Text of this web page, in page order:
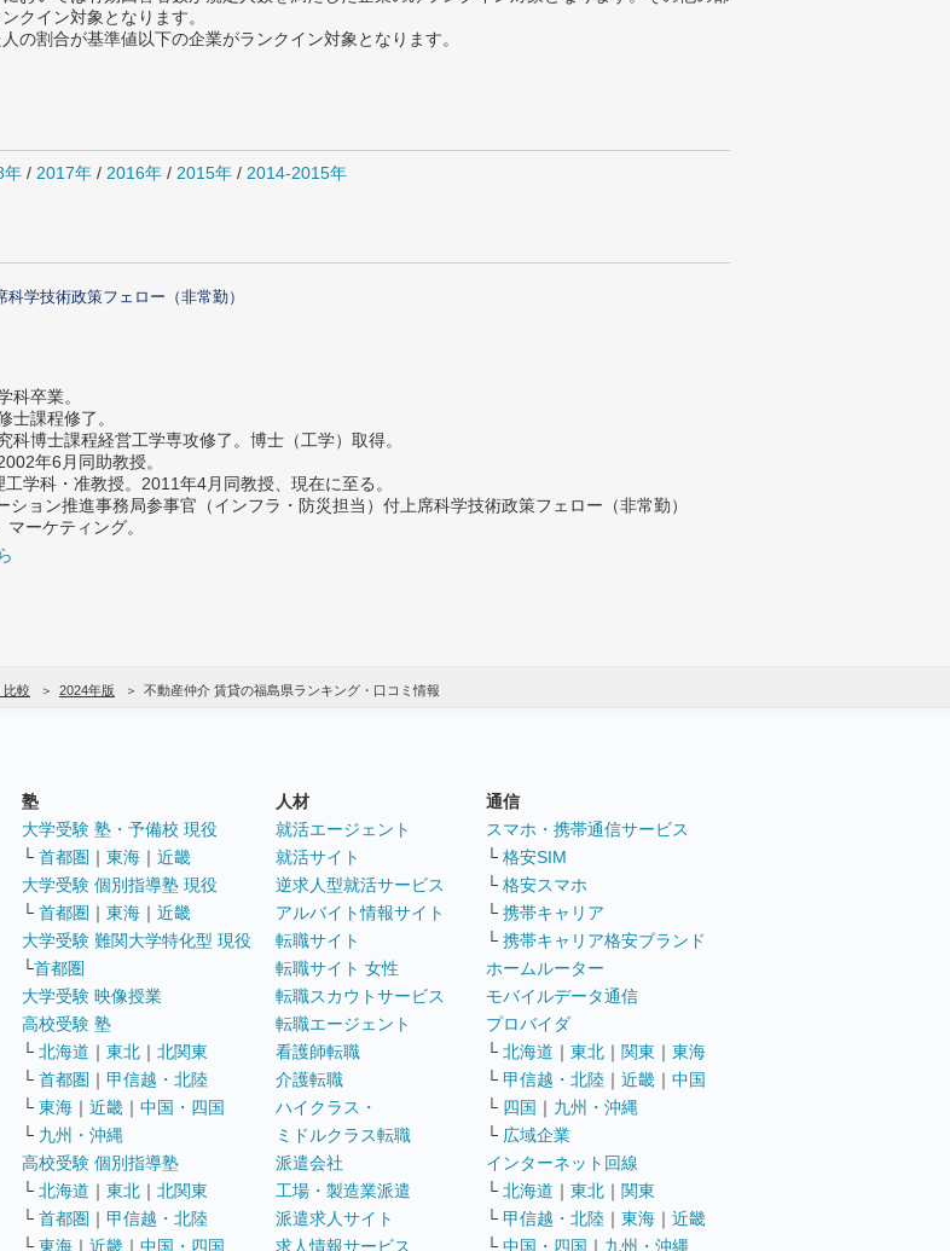
クイン対象となります。
割合が基準値以下の企業がランクイン対象となります。
年 / 2017年 / 2016年 / 2015年 / 2014-2015年
学技術政策フェロー（非常勤）
科卒業。
士課程修了。
博士課程経営工学専攻修了。博士（工学）取得。
年6月同助教授。
学科・准教授。2011年4月同教授、現在に至る。
ョン推進事務局参事官（インフラ・防災担当）付上席科学技術政策フェロー（非常勤）
ーケティング。
比較 2024年版 不動産仲介 賃貸の福島県ランキング・口コミ情報
塾
大学受験 塾・予備校 現役
└ 首都圏 ｜ 東海 ｜ 近畿
大学受験 個別指導塾 現役
└ 首都圏 ｜ 東海 ｜ 近畿
大学受験 難関大学特化型 現役
└首都圏
大学受験 映像授業
高校受験 塾
└ 北海道 ｜ 東北 ｜ 北関東
└ 首都圏 ｜ 甲信越・北陸
└ 東海 ｜ 近畿 ｜ 中国・四国
└ 九州・沖縄
高校受験 個別指導塾
└ 北海道 ｜ 東北 ｜ 北関東
└ 首都圏 ｜ 甲信越・北陸
└ 東海 ｜ 近畿 ｜ 中国・四国
人材
就活エージェント
就活サイト
逆求人型就活サービス
アルバイト情報サイト
転職サイト
転職サイト 女性
転職スカウトサービス
転職エージェント
看護師転職
介護転職
ハイクラス・
ミドルクラス転職
派遣会社
工場・製造業派遣
派遣求人サイト
求人情報サービス
通信
スマホ・携帯通信サービス
└ 格安SIM
└ 格安スマホ
└ 携帯キャリア
└ 携帯キャリア格安ブランド
ホームルーター
モバイルデータ通信
プロバイダ
└ 北海道 ｜ 東北 ｜ 関東 ｜ 東海
└ 甲信越・北陸 ｜ 近畿 ｜ 中国
└ 四国 ｜ 九州・沖縄
└ 広域企業
インターネット回線
└ 北海道 ｜ 東北 ｜ 関東
└ 甲信越・北陸 ｜ 東海 ｜ 近畿
└ 中国・四国 ｜ 九州・沖縄